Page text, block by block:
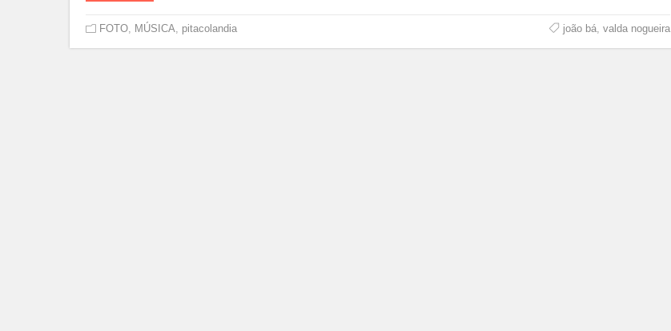
FOTO, MÚSICA, pitacolandia joão bá, valda nogueira